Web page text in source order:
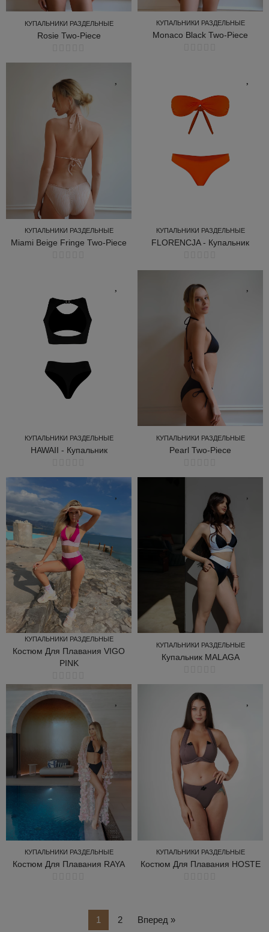
КУПАЛЬНИКИ РАЗДЕЛЬНЫЕ
Rosie Two-Piece
КУПАЛЬНИКИ РАЗДЕЛЬНЫЕ
Monaco Black Two-Piece
КУПАЛЬНИКИ РАЗДЕЛЬНЫЕ
Miami Beige Fringe Two-Piece
КУПАЛЬНИКИ РАЗДЕЛЬНЫЕ
FLORENCJA - Купальник
КУПАЛЬНИКИ РАЗДЕЛЬНЫЕ
HAWAII - Купальник
КУПАЛЬНИКИ РАЗДЕЛЬНЫЕ
Pearl Two-Piece
КУПАЛЬНИКИ РАЗДЕЛЬНЫЕ
Костюм Для Плавания VIGO
PINK
КУПАЛЬНИКИ РАЗДЕЛЬНЫЕ
Купальник MALAGA
КУПАЛЬНИКИ РАЗДЕЛЬНЫЕ
Костюм Для Плавания RAYA
КУПАЛЬНИКИ РАЗДЕЛЬНЫЕ
Костюм Для Плавания HOSTE
1 2 Вперед »